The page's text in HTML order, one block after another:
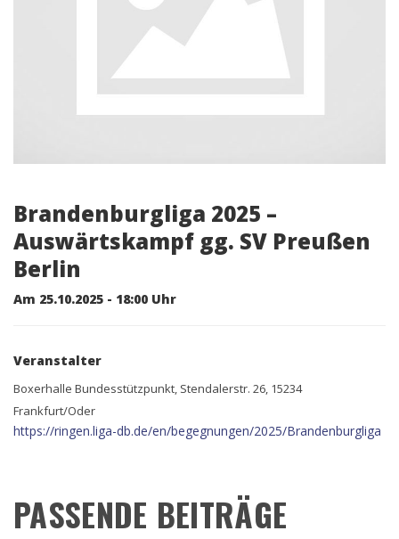
Brandenburgliga 2025 –
Auswärtskampf gg. SV Preußen
Berlin
Am 25.10.2025 - 18:00 Uhr
Veranstalter
Boxerhalle Bundesstützpunkt, Stendalerstr. 26, 15234
Frankfurt/Oder
https://ringen.liga-db.de/en/begegnungen/2025/Brandenburgliga
PASSENDE BEITRÄGE